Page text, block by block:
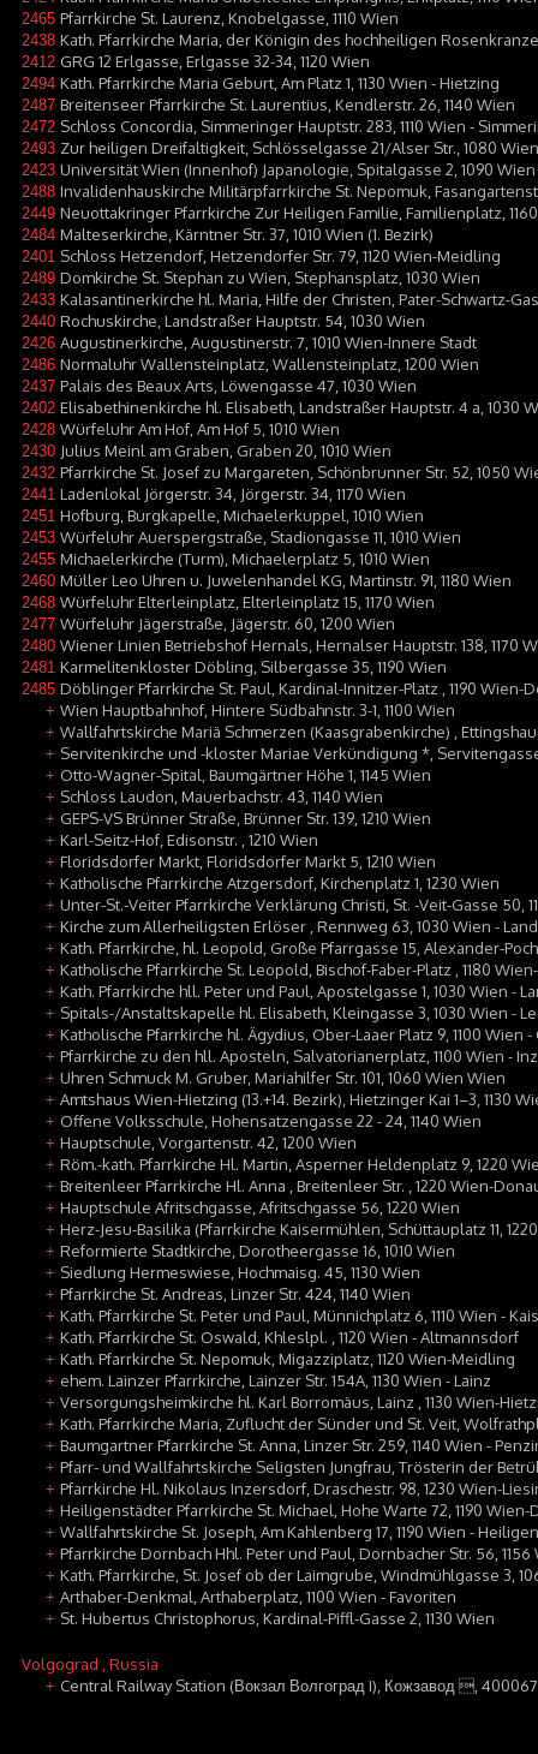
2465 Pfarrkirche St. Laurenz, Knobelgasse, 1110 Wien
2438 Kath. Pfarrkirche Maria, der Königin des hochheiligen
2412 GRG 12 Erlgasse, Erlgasse 32-34, 1120 Wien
2494 Kath. Pfarrkirche Maria Geburt, Am Platz 1, 1130 Wien - Hietzing
2487 Breitenseer Pfarrkirche St. Laurentius, Kendlerstr. 26, 1140 Wien
2472 Schloss Concordia, Simmeringer Hauptstr. 283, 1110 Wien -
2493 Zur heiligen Dreifaltigkeit, Schlösselgasse 21/Alser Str., 1080
2423 Universität Wien (Innenhof) Japanologie, Spitalgasse 2, 1090 Wien
2488 Invalidenhauskirche Militärpfarrkirche St. Nepomuk,
2449 Neuottakringer Pfarrkirche Zur Heiligen Familie, Familienplatz,
2484 Malteserkirche, Kärntner Str. 37, 1010 Wien (1. Bezirk)
2401 Schloss Hetzendorf, Hetzendorfer Str. 79, 1120 Wien-Meidling
2489 Domkirche St. Stephan zu Wien, Stephansplatz, 1030 Wien
2433 Kalasantinerkirche hl. Maria, Hilfe der Christen, Pater-Schwartz-
2440 Rochuskirche, Landstraßer Hauptstr. 54, 1030 Wien
2426 Augustinerkirche, Augustinerstr. 7, 1010 Wien-Innere Stadt
2486 Normaluhr Wallensteinplatz, Wallensteinplatz, 1200 Wien
2437 Palais des Beaux Arts, Löwengasse 47, 1030 Wien
2402 Elisabethinenkirche hl. Elisabeth, Landstraßer Hauptstr. 4 a, 1030
2428 Würfeluhr Am Hof, Am Hof 5, 1010 Wien
2430 Julius Meinl am Graben, Graben 20, 1010 Wien
2432 Pfarrkirche St. Josef zu Margareten, Schönbrunner Str. 52, 1050
2441 Ladenlokal Jörgerstr. 34, Jörgerstr. 34, 1170 Wien
2451 Hofburg, Burgkapelle, Michaelerkuppel, 1010 Wien
2453 Würfeluhr Auerspergstraße, Stadiongasse 11, 1010 Wien
2455 Michaelerkirche (Turm), Michaelerplatz 5, 1010 Wien
2460 Müller Leo Uhren u. Juwelenhandel KG, Martinstr. 91, 1180 Wien
2468 Würfeluhr Elterleinplatz, Elterleinplatz 15, 1170 Wien
2477 Würfeluhr Jägerstraße, Jägerstr. 60, 1200 Wien
2480 Wiener Linien Betriebshof Hernals, Hernalser Hauptstr. 138, 1170
2481 Karmelitenkloster Döbling, Silbergasse 35, 1190 Wien
2485 Döblinger Pfarrkirche St. Paul, Kardinal-Innitzer-Platz , 1190 Wien-
+ Wien Hauptbahnhof, Hintere Südbahnstr. 3-1, 1100 Wien
+ Wallfahrtskirche Mariä Schmerzen (Kaasgrabenkirche) ,
+ Servitenkirche und -kloster Mariae Verkündigung *,
+ Otto-Wagner-Spital, Baumgärtner Höhe 1, 1145 Wien
+ Schloss Laudon, Mauerbachstr. 43, 1140 Wien
+ GEPS-VS Brünner Straße, Brünner Str. 139, 1210 Wien
+ Karl-Seitz-Hof, Edisonstr. , 1210 Wien
+ Floridsdorfer Markt, Floridsdorfer Markt 5, 1210 Wien
+ Katholische Pfarrkirche Atzgersdorf, Kirchenplatz 1, 1230 Wien
+ Unter-St.-Veiter Pfarrkirche Verklärung Christi, St. -Veit-Gasse 50,
+ Kirche zum Allerheiligsten Erlöser , Rennweg 63, 1030 Wien -
+ Kath. Pfarrkirche, hl. Leopold, Große Pfarrgasse 15, Alexander-
+ Katholische Pfarrkirche St. Leopold, Bischof-Faber-Platz , 1180
+ Kath. Pfarrkirche hll. Peter und Paul, Apostelgasse 1, 1030 Wien -
+ Spitals-/Anstaltskapelle hl. Elisabeth, Kleingasse 3, 1030 Wien -
+ Katholische Pfarrkirche hl. Ägydius, Ober-Laaer Platz 9, 1100 Wien
+ Pfarrkirche zu den hll. Aposteln, Salvatorianerplatz, 1100 Wien -
+ Uhren Schmuck M. Gruber, Mariahilfer Str. 101, 1060 Wien Wien
+ Amtshaus Wien-Hietzing (13.+14. Bezirk), Hietzinger Kai 1–3, 1130
+ Offene Volksschule, Hohensatzengasse 22 - 24, 1140 Wien
+ Hauptschule, Vorgartenstr. 42, 1200 Wien
+ Röm.-kath. Pfarrkirche Hl. Martin, Asperner Heldenplatz 9, 1220
+ Breitenleer Pfarrkirche Hl. Anna , Breitenleer Str. , 1220 Wien-
+ Hauptschule Afritschgasse, Afritschgasse 56, 1220 Wien
+ Herz-Jesu-Basilika (Pfarrkirche Kaisermühlen, Schüttauplatz 11,
+ Reformierte Stadtkirche, Dorotheergasse 16, 1010 Wien
+ Siedlung Hermeswiese, Hochmaisg. 45, 1130 Wien
+ Pfarrkirche St. Andreas, Linzer Str. 424, 1140 Wien
+ Kath. Pfarrkirche St. Peter und Paul, Münnichplatz 6, 1110 Wien -
+ Kath. Pfarrkirche St. Oswald, Khleslpl. , 1120 Wien - Altmannsdorf
+ Kath. Pfarrkirche St. Nepomuk, Migazziplatz, 1120 Wien-Meidling
+ ehem. Lainzer Pfarrkirche, Lainzer Str. 154A, 1130 Wien - Lainz
+ Versorgungsheimkirche hl. Karl Borromäus, Lainz , 1130 Wien-
+ Kath. Pfarrkirche Maria, Zuflucht der Sünder und St. Veit,
+ Baumgartner Pfarrkirche St. Anna, Linzer Str. 259, 1140 Wien -
+ Pfarr- und Wallfahrtskirche Seligsten Jungfrau, Trösterin der
+ Pfarrkirche Hl. Nikolaus Inzersdorf, Draschestr. 98, 1230 Wien-
+ Heiligenstädter Pfarrkirche St. Michael, Hohe Warte 72, 1190
+ Wallfahrtskirche St. Joseph, Am Kahlenberg 17, 1190 Wien -
+ Pfarrkirche Dornbach Hhl. Peter und Paul, Dornbacher Str. 56,
+ Kath. Pfarrkirche, St. Josef ob der Laimgrube, Windmühlgasse 3,
+ Arthaber-Denkmal, Arthaberplatz, 1100 Wien - Favoriten
+ St. Hubertus Christophorus, Kardinal-Piffl-Gasse 2, 1130 Wien
Volgograd , Russia
+ Central Railway Station (Вокзал Волгоград I), Кожзавод ,